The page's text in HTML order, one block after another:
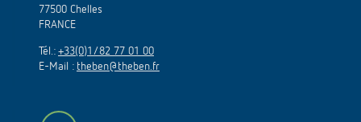
77500 Chelles
FRANCE
Tél.: +33(0)1/82 77 01 00
E-Mail : theben@theben.fr